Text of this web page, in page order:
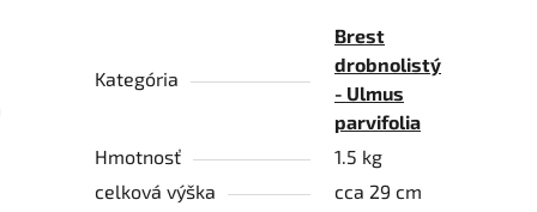
Kategória
Brest
drobnolistý
- Ulmus
parvifolia
Hmotnosť
1.5 kg
celková výška
cca 29 cm